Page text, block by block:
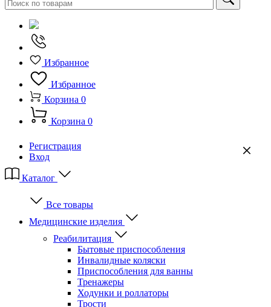
Избранное
Избранное
Корзина 0
Корзина 0
Регистрация
Вход
Каталог
Все товары
Медицинские изделия
Реабилитация
Бытовые приспособления
Инвалидные коляски
Приспособления для ванны
Тренажеры
Ходунки и роллаторы
Трости